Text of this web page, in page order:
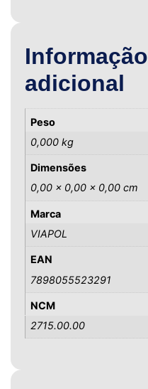
Informação
adicional
Peso
0,000 kg
Dimensões
0,00 × 0,00 × 0,00 cm
Marca
VIAPOL
EAN
7898055523291
NCM
2715.00.00